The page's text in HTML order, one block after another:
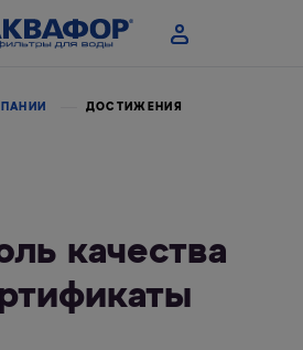
ДОСТИЖЕНИЯ
качества